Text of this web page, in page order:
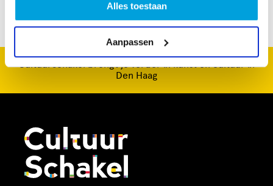
Alles toestaan
Aanpassen
CultuurSchakel brengt je verder in kunst en cultuur in
Den Haag